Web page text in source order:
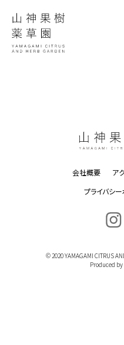
会社概要 ア
プライバシ
© 2020 YAMAGAMI CITRUS
Produced